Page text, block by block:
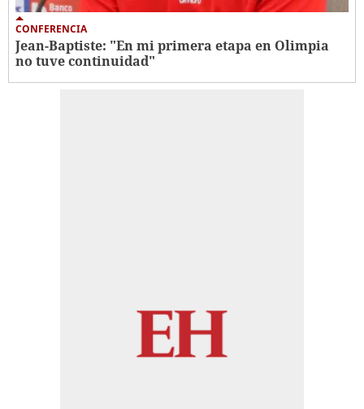
CONFERENCIA
Jean-Baptiste: "En mi primera etapa en Olimpia
no tuve continuidad"